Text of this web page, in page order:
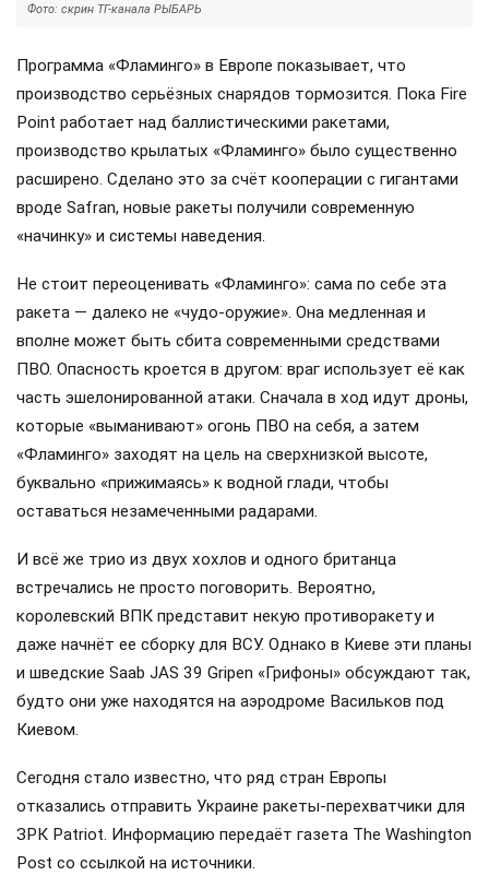
Фото: скрин ТГ-канала РЫБАРЬ
Программа «Фламинго» в Европе показывает, что
производство серьёзных снарядов тормозится. Пока Fire
Point работает над баллистическими ракетами,
производство крылатых «Фламинго» было существенно
расширено. Сделано это за счёт кооперации с гигантами
вроде Safran, новые ракеты получили современную
«начинку» и системы наведения.
Не стоит переоценивать «Фламинго»: сама по себе эта
ракета — далеко не «чудо-оружие». Она медленная и
вполне может быть сбита современными средствами
ПВО. Опасность кроется в другом: враг использует её как
часть эшелонированной атаки. Сначала в ход идут дроны,
которые «выманивают» огонь ПВО на себя, а затем
«Фламинго» заходят на цель на сверхнизкой высоте,
буквально «прижимаясь» к водной глади, чтобы
оставаться незамеченными радарами.
И всё же трио из двух хохлов и одного британца
встречались не просто поговорить. Вероятно,
королевский ВПК представит некую противоракету и
даже начнёт ее сборку для ВСУ. Однако в Киеве эти планы
и шведские Saab JAS 39 Gripen «Грифоны» обсуждают так,
будто они уже находятся на аэродроме Васильков под
Киевом.
Сегодня стало известно, что ряд стран Европы
отказались отправить Украине ракеты-перехватчики для
ЗРК Patriot. Информацию передаёт газета The Washington
Post со ссылкой на источники.